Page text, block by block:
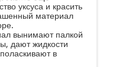
уксуса и красить
материал
вынимают палкой
дают жидкости
в